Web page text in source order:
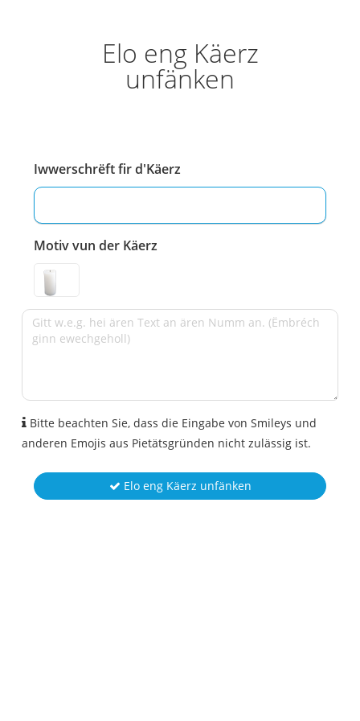
Elo eng Käerz
unfänken
Iwwerschrëft fir d'Käerz
Motiv vun der Käerz
Bitte beachten Sie, dass die Eingabe von Smileys und
anderen Emojis aus Pietätsgründen nicht zulässig ist.
Elo eng Käerz unfänken